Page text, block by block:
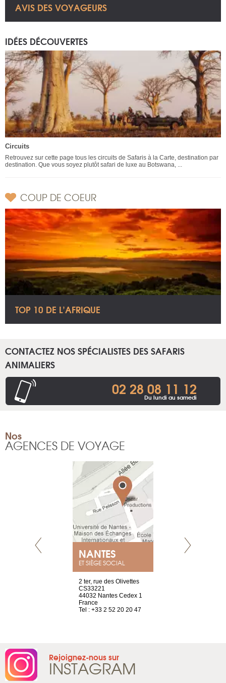
AVIS DES VOYAGEURS
IDÉES DÉCOUVERTES
Circuits
Retrouvez sur cette page tous les circuits de Safaris à la Carte, destination par
destination. Que vous soyez plutôt safari de luxe au Botswana, ...
COUP DE COEUR
TOP 10 DE L’AFRIQUE
CONTACTEZ NOS SPÉCIALISTES DES SAFARIS
ANIMALIERS
02 28 08 11 12
Du lundi au samedi
Nos
AGENCES DE VOYAGE
NANTES
ET SIÈGE SOCIAL
2 ter, rue des Olivettes
CS33221
44032 Nantes Cedex 1
France
Tel : +33 2 52 20 20 47
Rejoignez-nous sur
INSTAGRAM